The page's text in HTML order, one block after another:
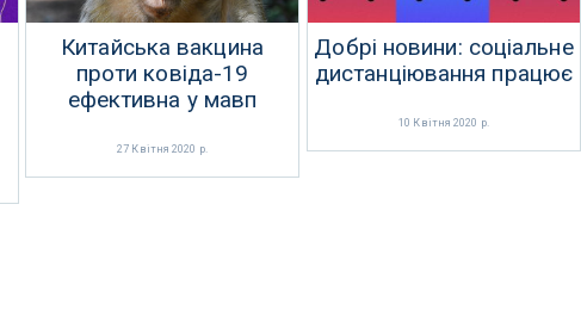
Китайська вакцина
проти ковіда-19
ефективна у мавп
27 Квітня 2020 р.
Добрі новини: соціальне
дистанціювання працює
10 Квітня 2020 р.